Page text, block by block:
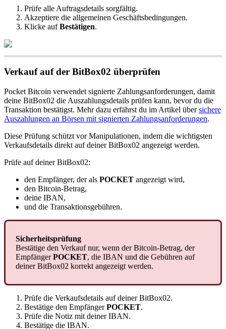
Prüfe alle Auftragsdetails sorgfältig.
Akzeptiere die allgemeinen Geschäftsbedingungen.
Klicke aufBestätigen.
Verkauf auf der BitBox02 überprüfen
Pocket Bitcoin verwendet signierte Zahlungsanforderungen, damit
deine BitBox02 die Auszahlungsdetails prüfen kann, bevor du die
Transaktion bestätigst. Mehr dazu erfährst du im Artikel übersichere
Auszahlungen an Börsen mit signierten Zahlungsanforderungen.
Diese Prüfung schützt vor Manipulationen, indem die wichtigsten
Verkaufsdetails direkt auf deiner BitBox02 angezeigt werden.
Prüfe auf deiner BitBox02:
den Empfänger, der als POCKET angezeigt wird,
den Bitcoin-Betrag,
deine IBAN,
und die Transaktionsgebühren.
Sicherheitsprüfung
Bestätige den Verkauf nur, wenn der Bitcoin-Betrag, der
EmpfängerPOCKET, die IBAN und die Gebühren auf
deiner BitBox02 korrekt angezeigt werden.
Prüfe die Verkaufsdetails auf deiner BitBox02.
Bestätige den EmpfängerPOCKET.
Prüfe die Notiz mit deiner IBAN.
Bestätige die IBAN.